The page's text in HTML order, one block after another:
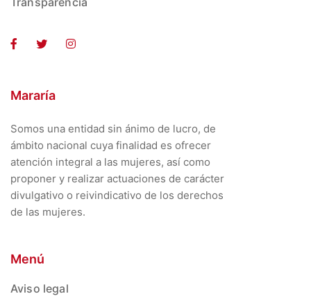
Mararía
Somos una entidad sin ánimo de lucro, de
ámbito nacional cuya finalidad es ofrecer
atención integral a las mujeres, así como
proponer y realizar actuaciones de carácter
divulgativo o reivindicativo de los derechos
de las mujeres.
Menú
Aviso legal